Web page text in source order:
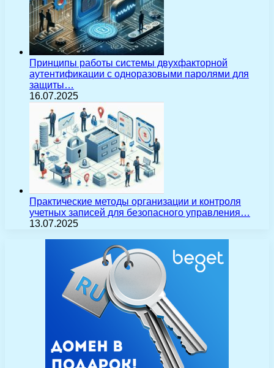
Принципы работы системы двухфакторной
аутентификации с одноразовыми паролями для
защиты…
16.07.2025
Практические методы организации и контроля
учетных записей для безопасного управления…
13.07.2025